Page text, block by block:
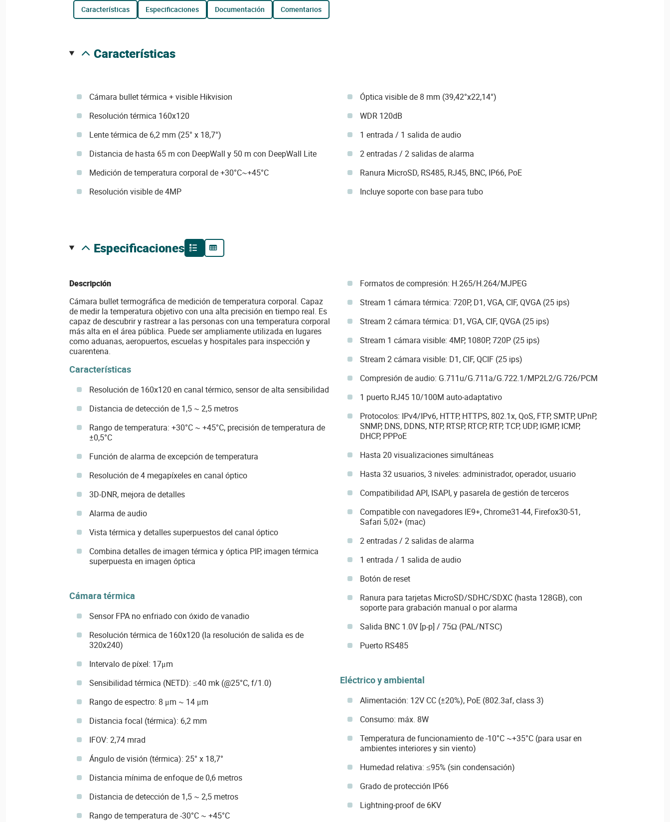
características especificaciones documentación comentarios
características
Cámara bullet térmica + visible Hikvision
Resolución térmica 160x120
Lente térmica de 6,2 mm (25° x 18,7°)
Distancia de hasta 65 m con DeepWall y 50 m con DeepWall Lite
Medición de temperatura corporal de +30°C~+45°C
Resolución visible de 4MP
Óptica visible de 8 mm (39,42°x22,14°)
WDR 120dB
1 entrada / 1 salida de audio
2 entradas / 2 salidas de alarma
Ranura MicroSD, RS485, RJ45, BNC, IP66, PoE
Incluye soporte con base para tubo
especificaciones
Descripción
Cámara bullet termográfica de medición de temperatura corporal. Capaz
de medir la temperatura objetivo con una alta precisión en tiempo real. Es
capaz de descubrir y rastrear a las personas con una temperatura corporal
más alta en el área pública. Puede ser ampliamente utilizada en lugares
como aduanas, aeropuertos, escuelas y hospitales para inspección y
cuarentena.
Características
Resolución de 160x120 en canal térmico, sensor de alta sensibilidad
Distancia de detección de 1,5 ~ 2,5 metros
Rango de temperatura: +30°C ~ +45°C, precisión de temperatura de
±0,5°C
Función de alarma de excepción de temperatura
Resolución de 4 megapíxeles en canal óptico
3D-DNR, mejora de detalles
Alarma de audio
Vista térmica y detalles superpuestos del canal óptico
Combina detalles de imagen térmica y óptica PIP, imagen térmica
superpuesta en imagen óptica
Cámara térmica
Sensor FPA no enfriado con óxido de vanadio
Resolución térmica de 160x120 (la resolución de salida es de
320x240)
Intervalo de píxel: 17μm
Sensibilidad térmica (NETD): ≤40 mk (@25°C, f/1.0)
Rango de espectro: 8 μm ~ 14 μm
Distancia focal (térmica): 6,2 mm
IFOV: 2,74 mrad
Ángulo de visión (térmica): 25° x 18,7°
Distancia mínima de enfoque de 0,6 metros
Distancia de detección de 1,5 ~ 2,5 metros
Rango de temperatura de -30°C ~ +45°C
Formatos de compresión: H.265/H.264/MJPEG
Stream 1 cámara térmica: 720P, D1, VGA, CIF, QVGA (25 ips)
Stream 2 cámara térmica: D1, VGA, CIF, QVGA (25 ips)
Stream 1 cámara visible: 4MP, 1080P, 720P (25 ips)
Stream 2 cámara visible: D1, CIF, QCIF (25 ips)
Compresión de audio: G.711u/G.711a/G.722.1/MP2L2/G.726/PCM
1 puerto RJ45 10/100M auto-adaptativo
Protocolos: IPv4/IPv6, HTTP, HTTPS, 802.1x, QoS, FTP, SMTP, UPnP,
SNMP, DNS, DDNS, NTP, RTSP, RTCP, RTP, TCP, UDP, IGMP, ICMP,
DHCP, PPPoE
Hasta 20 visualizaciones simultáneas
Hasta 32 usuarios, 3 niveles: administrador, operador, usuario
Compatibilidad API, ISAPI, y pasarela de gestión de terceros
Compatible con navegadores IE9+, Chrome31-44, Firefox30-51,
Safari 5,02+ (mac)
2 entradas / 2 salidas de alarma
1 entrada / 1 salida de audio
Botón de reset
Ranura para tarjetas MicroSD/SDHC/SDXC (hasta 128GB), con
soporte para grabación manual o por alarma
Salida BNC 1.0V [p-p] / 75Ω (PAL/NTSC)
Puerto RS485
Eléctrico y ambiental
Alimentación: 12V CC (±20%), PoE (802.3af, class 3)
Consumo: máx. 8W
Temperatura de funcionamiento de -10°C ~+35°C (para usar en
ambientes interiores y sin viento)
Humedad relativa: ≤95% (sin condensación)
Grado de protección IP66
Lightning-proof de 6KV